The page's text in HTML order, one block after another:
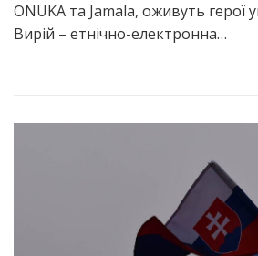
ONUKA та Jamala, оживуть герої
Вирій – етнічно-електронна…